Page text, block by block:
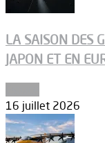
LA SAISON DES
JAPON ET EN
16 juillet 2026